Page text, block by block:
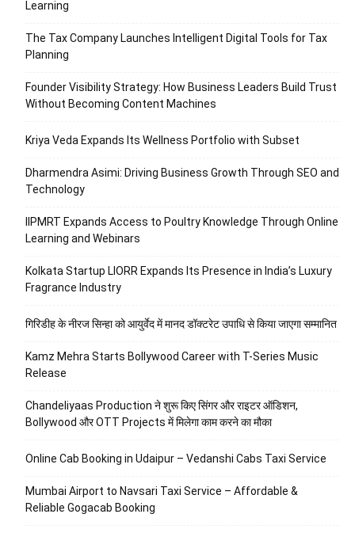
Learning
The Tax Company Launches Intelligent Digital Tools for Tax
Planning
Founder Visibility Strategy: How Business Leaders Build Trust
Without Becoming Content Machines
Kriya Veda Expands Its Wellness Portfolio with Subset
Dharmendra Asimi: Driving Business Growth Through SEO and
Technology
IIPMRT Expands Access to Poultry Knowledge Through Online
Learning and Webinars
Kolkata Startup LIORR Expands Its Presence in India’s Luxury
Fragrance Industry
गिरिडीह के नीरज सिन्हा को आयुर्वेद में मानद डॉक्टरेट उपाधि से किया जाएगा सम्मानित
Kamz Mehra Starts Bollywood Career with T-Series Music
Release
Chandeliyaas Production ने शुरू किए सिंगर और राइटर ऑडिशन,
Bollywood और OTT Projects में मिलेगा काम करने का मौका
Online Cab Booking in Udaipur – Vedanshi Cabs Taxi Service
Mumbai Airport to Navsari Taxi Service – Affordable &
Reliable Gogacab Booking